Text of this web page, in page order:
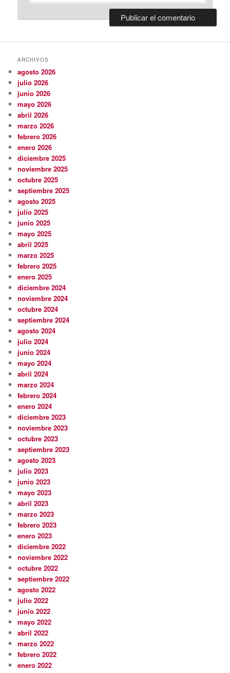
ARCHIVOS
agosto 2026
julio 2026
junio 2026
mayo 2026
abril 2026
marzo 2026
febrero 2026
enero 2026
diciembre 2025
noviembre 2025
octubre 2025
septiembre 2025
agosto 2025
julio 2025
junio 2025
mayo 2025
abril 2025
marzo 2025
febrero 2025
enero 2025
diciembre 2024
noviembre 2024
octubre 2024
septiembre 2024
agosto 2024
julio 2024
junio 2024
mayo 2024
abril 2024
marzo 2024
febrero 2024
enero 2024
diciembre 2023
noviembre 2023
octubre 2023
septiembre 2023
agosto 2023
julio 2023
junio 2023
mayo 2023
abril 2023
marzo 2023
febrero 2023
enero 2023
diciembre 2022
noviembre 2022
octubre 2022
septiembre 2022
agosto 2022
julio 2022
junio 2022
mayo 2022
abril 2022
marzo 2022
febrero 2022
enero 2022